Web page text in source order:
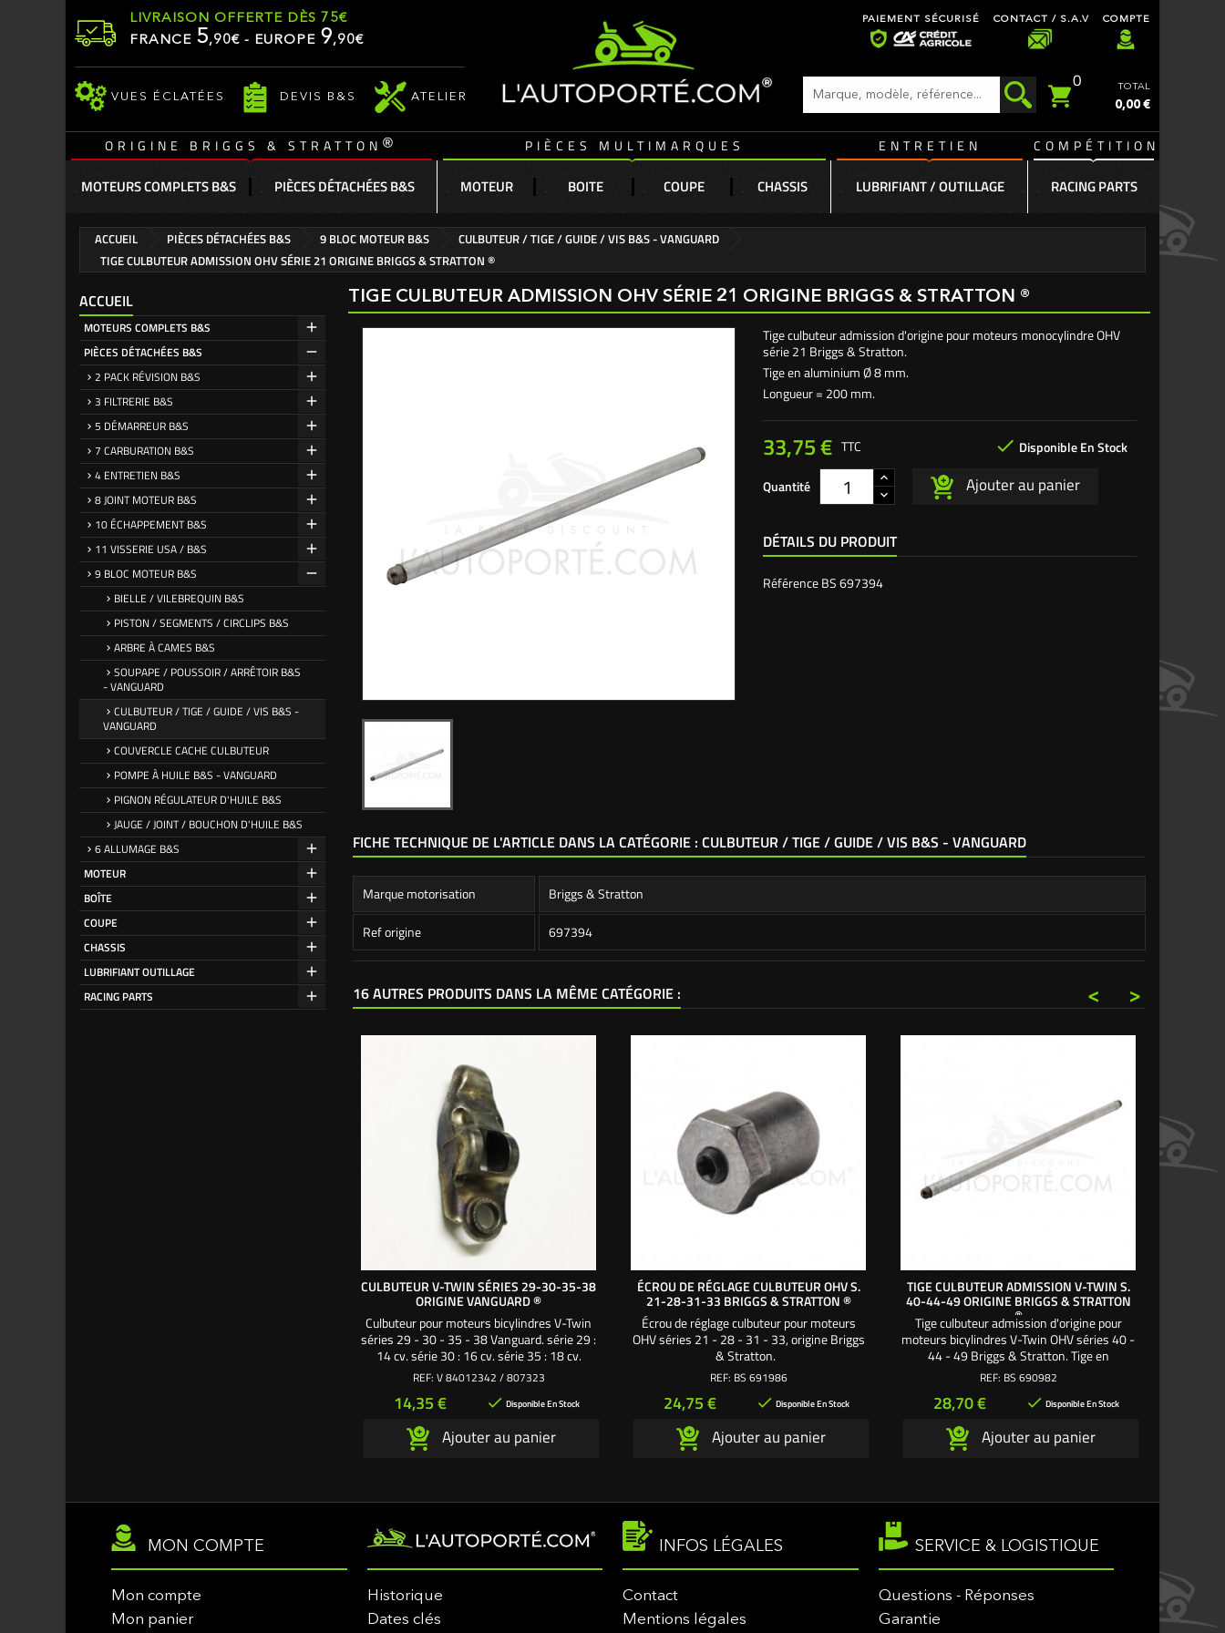
LIVRAISON OFFERTE DÈS 75€
FRANCE 5,90€ - EUROPE 9,90€
VUES ÉCLATÉES DEVIS B&S ATELIER
PAIEMENT SÉCURISÉ CONTACT / S.A.V COMPTE
0 TOTAL
0,00 €
ORIGINE BRIGGS & STRATTON ® PIÈCES MULTIMARQUES ENTRETIEN COMPÉTITION
MOTEURS COMPLETS B&S PIÈCES DÉTACHÉES B&S MOTEUR BOITE COUPE CHASSIS LUBRIFIANT / OUTILLAGE RACING PARTS
ACCUEIL PIÈCES DÉTACHÉES B&S 9 BLOC MOTEUR B&S
CULBUTEUR / TIGE / GUIDE / VIS B&S - VANGUARD
TIGE CULBUTEUR ADMISSION OHV SÉRIE 21 ORIGINE BRIGGS & STRATTON ®
ACCUEIL
MOTEURS COMPLETS B&S
PIÈCES DÉTACHÉES B&S
2 PACK RÉVISION B&S
3 FILTRERIE B&S
5 DÉMARREUR B&S
7 CARBURATION B&S
4 ENTRETIEN B&S
8 JOINT MOTEUR B&S
10 ÉCHAPPEMENT B&S
11 VISSERIE USA / B&S
9 BLOC MOTEUR B&S
BIELLE / VILEBREQUIN B&S
PISTON / SEGMENTS / CIRCLIPS B&S
ARBRE À CAMES B&S
SOUPAPE / POUSSOIR / ARRÊTOIR B&S
- VANGUARD
CULBUTEUR / TIGE / GUIDE / VIS B&S -
VANGUARD
COUVERCLE CACHE CULBUTEUR
POMPE À HUILE B&S - VANGUARD
PIGNON RÉGULATEUR D'HUILE B&S
JAUGE / JOINT / BOUCHON D'HUILE B&S
6 ALLUMAGE B&S
MOTEUR
BOÎTE
COUPE
CHASSIS
LUBRIFIANT OUTILLAGE
RACING PARTS
TIGE CULBUTEUR ADMISSION OHV SÉRIE 21 ORIGINE BRIGGS & STRATTON ®
Tige culbuteur admission d'origine pour moteurs monocylindre OHV
série 21 Briggs & Stratton.
Tige en aluminium Ø 8 mm.
Longueur = 200 mm.
33,75 €  Disponible En Stock
TTC
Quantité Ajouter au panier
DÉTAILS DU PRODUIT
RéférenceBS 697394
FICHE TECHNIQUE DE L'ARTICLE DANS LA CATÉGORIE : CULBUTEUR / TIGE / GUIDE / VIS B&S - VANGUARD
Marque motorisation
Briggs & Stratton
Ref origine
697394
16 AUTRES PRODUITS DANS LA MÊME CATÉGORIE : >
<
CULBUTEUR V-TWIN SÉRIES 29-30-35-38
ORIGINE VANGUARD ®
Culbuteur pour moteurs bicylindres V-Twin
séries 29 - 30 - 35 - 38 Vanguard. série 29 :
14 cv. série 30 : 16 cv. série 35 : 18 cv.
série 38 : 23 cv.
REF: V 84012342 / 807323
Prix
14,35 €  Disponible En Stock
Ajouter au panier
ÉCROU DE RÉGLAGE CULBUTEUR OHV S.
21-28-31-33 BRIGGS & STRATTON ®
Écrou de réglage culbuteur pour moteurs
OHV séries 21 - 28 - 31 - 33, origine Briggs
& Stratton.
REF: BS 691986
Prix
24,75 €  Disponible En Stock
Ajouter au panier
TIGE CULBUTEUR ADMISSION V-TWIN S.
40-44-49 ORIGINE BRIGGS & STRATTON
®
Tige culbuteur admission d'origine pour
moteurs bicylindres V-Twin OHV séries 40 -
44 - 49 Briggs & Stratton. Tige en
aluminium Ø 5,5 mm. Longueur = 158 mm.
REF: BS 690982
Prix
28,70 €  Disponible En Stock
Ajouter au panier
MON COMPTE
Mon compte
Mon panier
Historique
Dates clés
INFOS LÉGALES
Contact
Mentions légales
SERVICE & LOGISTIQUE
Questions - Réponses
Garantie